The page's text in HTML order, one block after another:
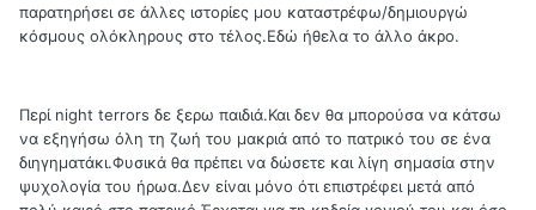
παρατηρήσει σε άλλες ιστορίες μου καταστρέφω/δημιουργώ
κόσμους ολόκληρους στο τέλος.Εδώ ήθελα το άλλο άκρο.
Περί night terrors δε ξερω παιδιά.Και δεν θα μπορούσα να κάτσω
να εξηγήσω όλη τη ζωή του μακριά από το πατρικό του σε ένα
διηγηματάκι.Φυσικά θα πρέπει να δώσετε και λίγη σημασία στην
ψυχολογία του ήρωα.Δεν είναι μόνο ότι επιστρέφει μετά από